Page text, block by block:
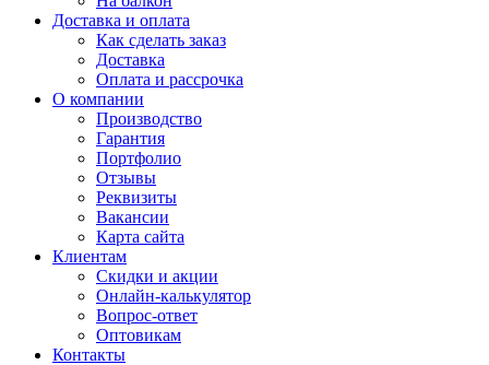
Доставка и оплата
Как сделать заказ
Доставка
Оплата и рассрочка
О компании
Производство
Гарантия
Портфолио
Отзывы
Реквизиты
Вакансии
Карта сайта
Клиентам
Скидки и акции
Онлайн-калькулятор
Вопрос-ответ
Оптовикам
Контакты